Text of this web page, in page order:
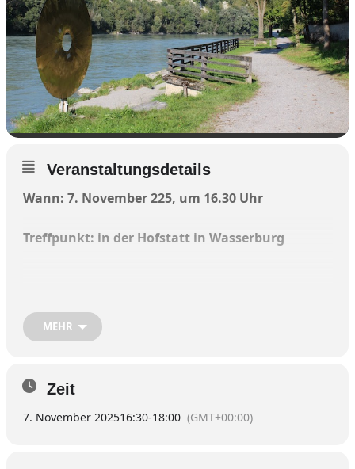
Veranstaltungsdetails
Wann: 7. November 225, um 16.30 Uhr
Treffpunkt: in der Hofstatt in Wasserburg
Die Teilnehmer begeben sich bei der
Stadtführung auf unspektakuläre-spektakuläre,
makabere Geschichten aus dem Wasserburg
historischen Details.
MEHR
Zeit
7. November 202516:30-18:00 (GMT+00:00)